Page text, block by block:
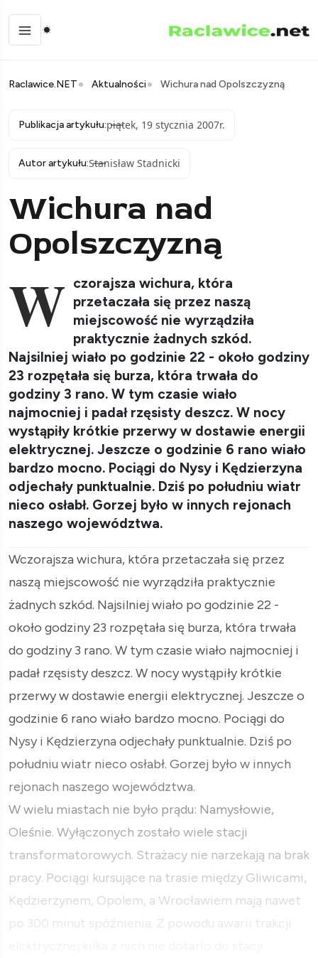
Raclawice.NET Aktualności Wichura nad Opolszczyzną
Publikacja artykułu:piątek, 19 stycznia 2007r.
Autor artykułu:Stanisław Stadnicki
Wichura nad
Opolszczyzną
W czorajsza wichura, która
przetaczała się przez naszą
miejscowość nie wyrządziła
praktycznie żadnych szkód.
Najsilniej wiało po godzinie 22 - około godziny
23 rozpętała się burza, która trwała do
godziny 3 rano. W tym czasie wiało
najmocniej i padał rzęsisty deszcz. W nocy
wystąpiły krótkie przerwy w dostawie energii
elektrycznej. Jeszcze o godzinie 6 rano wiało
bardzo mocno. Pociągi do Nysy i Kędzierzyna
odjechały punktualnie. Dziś po południu wiatr
nieco osłabł. Gorzej było w innych rejonach
naszego województwa.
Wczorajsza wichura, która przetaczała się przez
naszą miejscowość nie wyrządziła praktycznie
żadnych szkód. Najsilniej wiało po godzinie 22 -
około godziny 23 rozpętała się burza, która trwała
do godziny 3 rano. W tym czasie wiało najmocniej i
padał rzęsisty deszcz. W nocy wystąpiły krótkie
przerwy w dostawie energii elektrycznej. Jeszcze o
godzinie 6 rano wiało bardzo mocno. Pociągi do
Nysy i Kędzierzyna odjechały punktualnie. Dziś po
południu wiatr nieco osłabł. Gorzej było w innych
rejonach naszego województwa.
W wielu miastach nie było prądu: Namysłowie,
Oleśnie. Wyłączonych zostało wiele stacji
transformatorowych. Strażacy nie narzekają na brak
pracy. Pociągi kursujące na trasie między Gliwicami,
Kędzierzynem, Opolem, a Wrocławiem mają nawet
po 300 minut spóźnienia. Z powodu awarii trakcji